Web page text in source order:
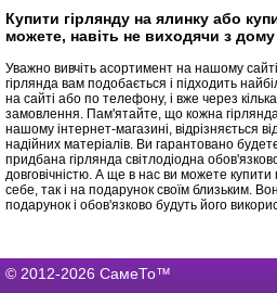
Купити гірлянду на ялинку або
можете, навіть не виходячи з дому
Уважно вивчіть асортимент на нашому
гірлянда вам подобається і підходить
на сайті або по телефону, і вже через
замовлення. Пам'ятайте, що кожна
нашому інтернет-магазині, відрізняється
надійних матеріалів. Ви гарантовано
придбана гірлянда світлодіодна
довговічністю. А ще в нас ви можете купити
себе, так і на подарунок своїм близьким.
подарунок і обов'язково будуть його
© 2012-2026 СамеТо™